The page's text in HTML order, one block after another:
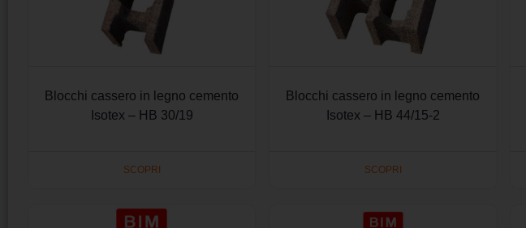
Blocchi cassero in legno cemento
Isotex – HB 30/19
SCOPRI
Blocchi cassero in legno cemento
Isotex – HB 44/15-2
SCOPRI